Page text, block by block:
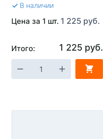
В наличии
Цена за 1 шт. 1 225 руб.
Итого: 1 225 руб.